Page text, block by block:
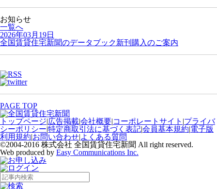
お知らせ
一覧へ
2026年03月19日
全国賃貸住宅新聞のデータブック新刊購入のご案内
PAGE TOP
トップページ|広告掲載|会社概要|コーポレートサイト |プライバ
シーポリシー|特定商取引法に基づく表記|会員基本規約|電子版
利用規約|お問い合わせ|よくある質問
©2004-2016 株式会社 全国賃貸住宅新聞 All right reserved.
Web produced by Easy Communications Inc.